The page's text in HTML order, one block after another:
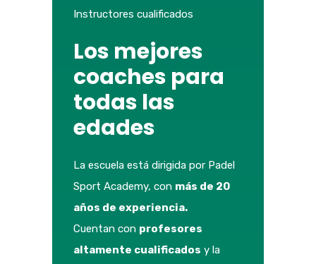
Instructores cualificados
Los mejores
coaches para
todas las
edades
La escuela está dirigida por Padel
Sport Academy, con más de 20
años de experiencia.
Cuentan con profesores
altamente cualificados y la